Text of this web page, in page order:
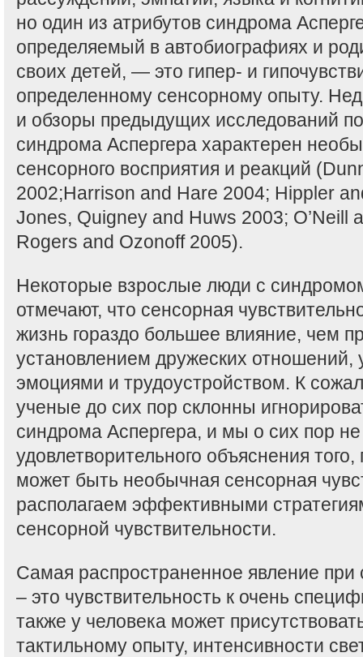
но один из атрибутов синдрома
определяемый в автобиографиях и
своих детей, — это гипер- и
определенному сенсорному опыту.
и обзоры предыдущих исследований
синдрома Аспергера характерен
сенсорного восприятия и реакций
2002;Harrison and Hare 2004; Hippler
Jones, Quigney and Huws 2003; O’Neill
Rogers and Ozonoff 2005).
Некоторые взрослые люди с
отмечают, что сенсорная
жизнь гораздо большее влияние, чем
установлением дружеских отношений,
эмоциями и трудоустройством. К
ученые до сих пор склонны
синдрома Аспергера, и мы о сих пор
удовлетворительного объяснения
может быть необычная сенсорная
располагаем эффективными
сенсорной чувствительности.
Самая распространенное явление при
– это чувствительность к очень
также у человека может
тактильному опыту, интенсивности